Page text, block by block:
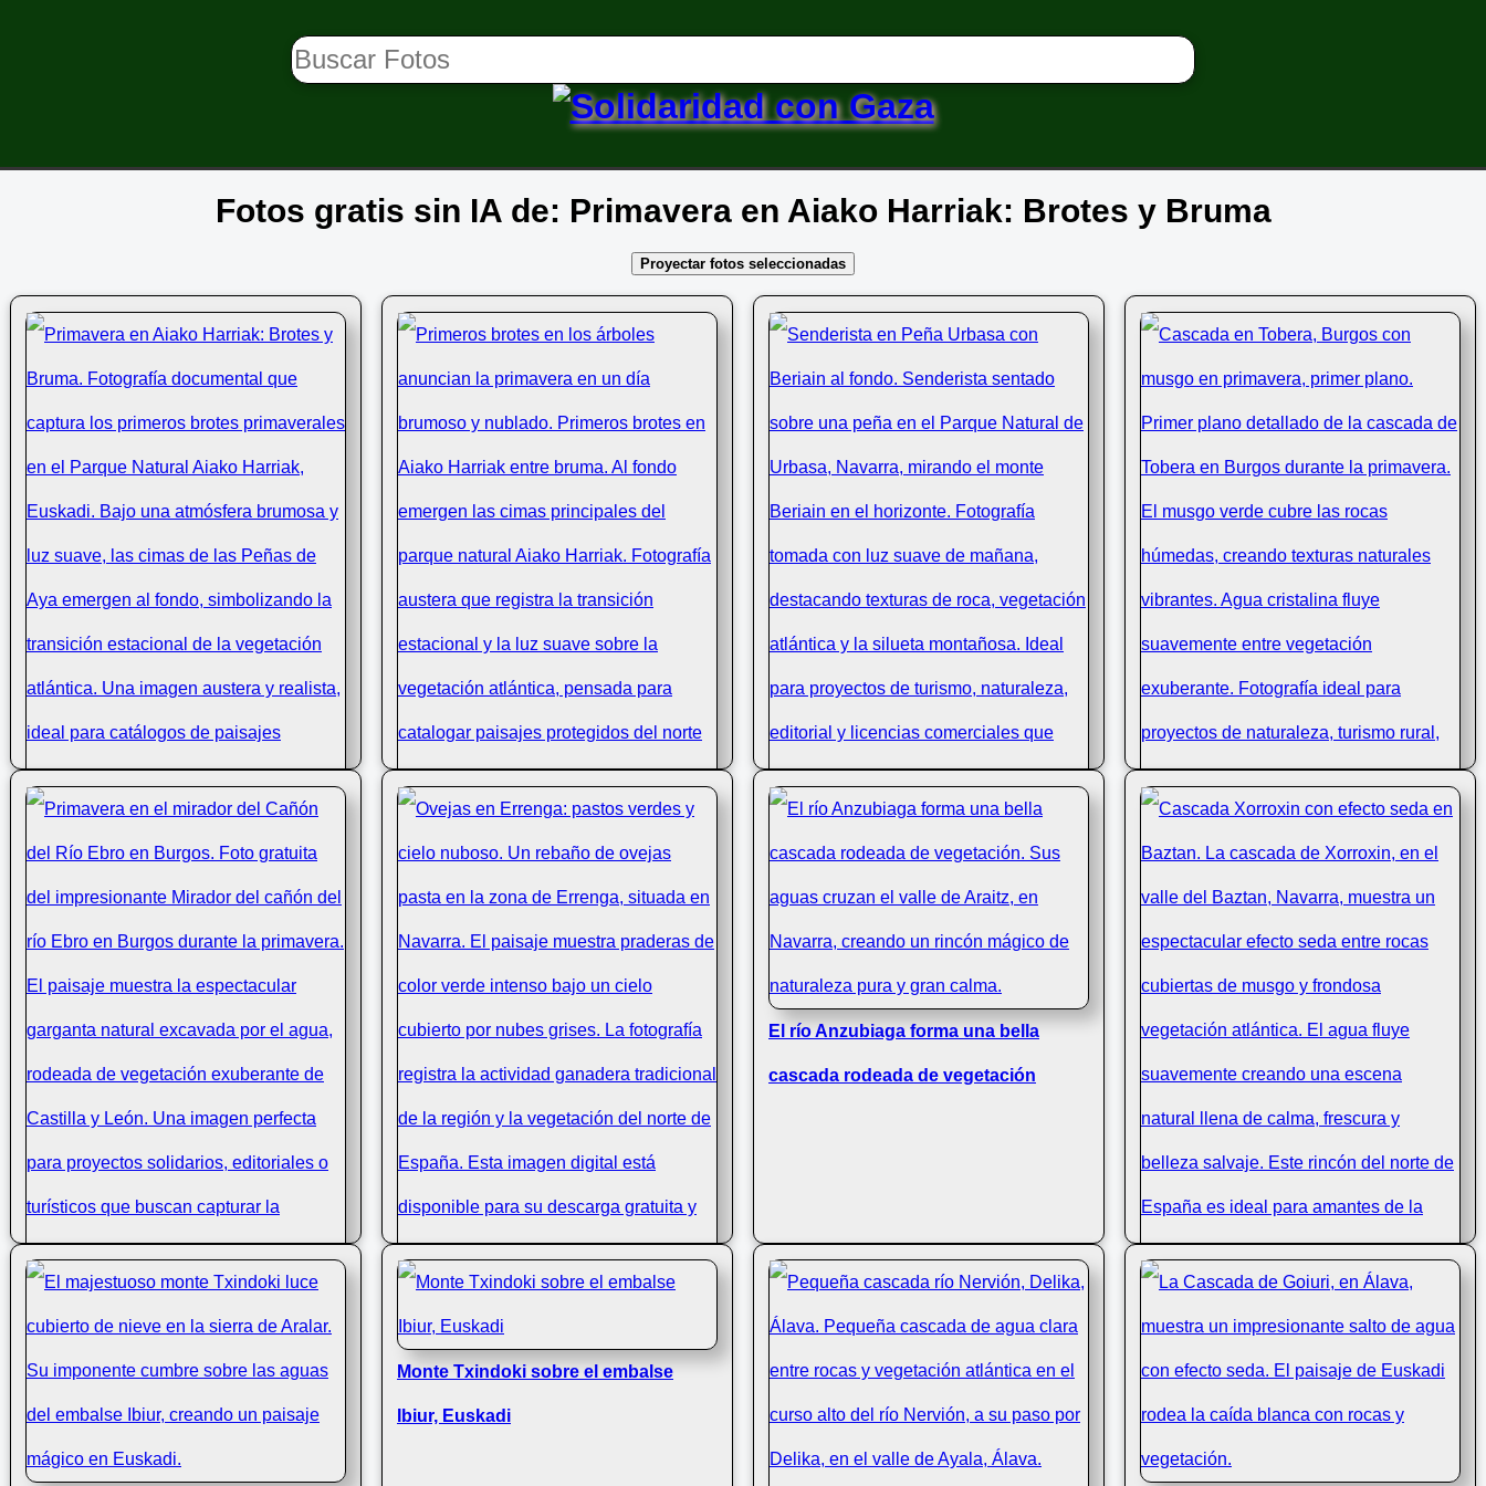
Fotos gratis sin IA de: Primavera en Aiako Harriak: Brotes y Bruma
Proyectar fotos seleccionadas
Primavera en Aiako Harriak: Brotes y
Bruma
Primeros brotes en los árboles
anuncian la primavera en un día
brumoso y nublado
Senderista en Peña Urbasa con
Beriain al fondo
Cascada en Tobera, Burgos con
musgo en primavera, primer plano
Primavera en el mirador del Cañón del
Río Ebro en Burgos
Ovejas en Errenga: pastos verdes y
cielo nuboso
El río Anzubiaga forma una bella
cascada rodeada de vegetación
Cascada Xorroxin con efecto seda en
Baztan
Monte Txindoki sobre el embalse
Ibiur, Euskadi